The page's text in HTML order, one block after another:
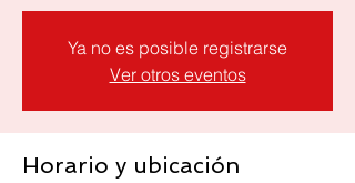
Ya no es posible registrarse
Ver otros eventos
Horario y ubicación